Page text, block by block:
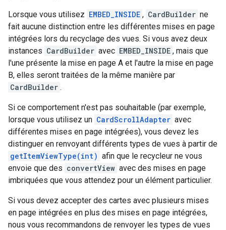
Lorsque vous utilisez EMBED_INSIDE , CardBuilder ne
fait aucune distinction entre les différentes mises en page
intégrées lors du recyclage des vues. Si vous avez deux
instances CardBuilder avec EMBED_INSIDE , mais que
l'une présente la mise en page A et l'autre la mise en page
B, elles seront traitées de la même manière par
CardBuilder .
Si ce comportement n'est pas souhaitable (par exemple,
lorsque vous utilisez un CardScrollAdapter avec
différentes mises en page intégrées), vous devez les
distinguer en renvoyant différents types de vues à partir de
getItemViewType(int) afin que le recycleur ne vous
envoie que des convertView avec des mises en page
imbriquées que vous attendez pour un élément particulier.
Si vous devez accepter des cartes avec plusieurs mises
en page intégrées en plus des mises en page intégrées,
nous vous recommandons de renvoyer les types de vues